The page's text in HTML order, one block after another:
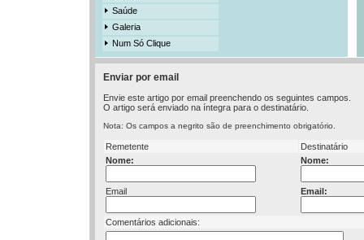
Saúde
Galeria
Num Só Clique
Enviar por email
Envie este artigo por email preenchendo os seguintes campos.
O artigo será enviado na íntegra para o destinatário.
Nota: Os campos a negrito são de preenchimento obrigatório.
Remetente
Destinatário
Nome:
Nome:
Email Email:
Comentários adicionais: